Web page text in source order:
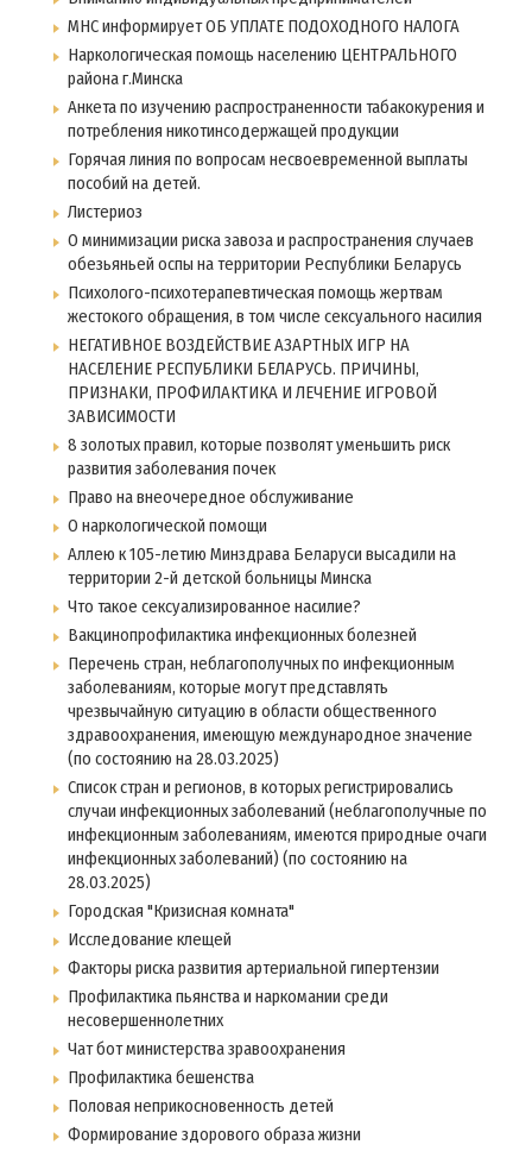
МНС информирует ОБ УПЛАТЕ ПОДОХОДНОГО НАЛОГА
Наркологическая помощь населению ЦЕНТРАЛЬНОГО
района г.Минска
Анкета по изучению распространенности табакокурения и
потребления никотинсодержащей продукции
Горячая линия по вопросам несвоевременной выплаты
пособий на детей.
Листериоз
О минимизации риска завоза и распространения случаев
обезьяньей оспы на территории Республики Беларусь
Психолого-психотерапевтическая помощь жертвам
жестокого обращения, в том числе сексуального насилия
НЕГАТИВНОЕ ВОЗДЕЙСТВИЕ АЗАРТНЫХ ИГР НА
НАСЕЛЕНИЕ РЕСПУБЛИКИ БЕЛАРУСЬ. ПРИЧИНЫ,
ПРИЗНАКИ, ПРОФИЛАКТИКА И ЛЕЧЕНИЕ ИГРОВОЙ
ЗАВИСИМОСТИ
8 золотых правил, которые позволят уменьшить риск
развития заболевания почек
Право на внеочередное обслуживание
О наркологической помощи
Аллею к 105-летию Минздрава Беларуси высадили на
территории 2-й детской больницы Минска
Что такое сексуализированное насилие?
Вакцинопрофилактика инфекционных болезней
Перечень стран, неблагополучных по инфекционным
заболеваниям, которые могут представлять
чрезвычайную ситуацию в области общественного
здравоохранения, имеющую международное значение
(по состоянию на 28.03.2025)
Список стран и регионов, в которых регистрировались
случаи инфекционных заболеваний (неблагополучные по
инфекционным заболеваниям, имеются природные очаги
инфекционных заболеваний) (по состоянию на
28.03.2025)
Городская "Кризисная комната"
Исследование клещей
Факторы риска развития артериальной гипертензии
Профилактика пьянства и наркомании среди
несовершеннолетних
Чат бот министерства зравоохранения
Профилактика бешенства
Половая неприкосновенность детей
Формирование здорового образа жизни